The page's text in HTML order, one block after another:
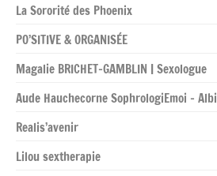
La Sororité des Phoenix
PO’SITIVE & ORGANISÉE
Magalie BRICHET-GAMBLIN | Sexologue
Aude Hauchecorne SophrologiEmoi – Albi
Realis’avenir
Lilou sextherapie